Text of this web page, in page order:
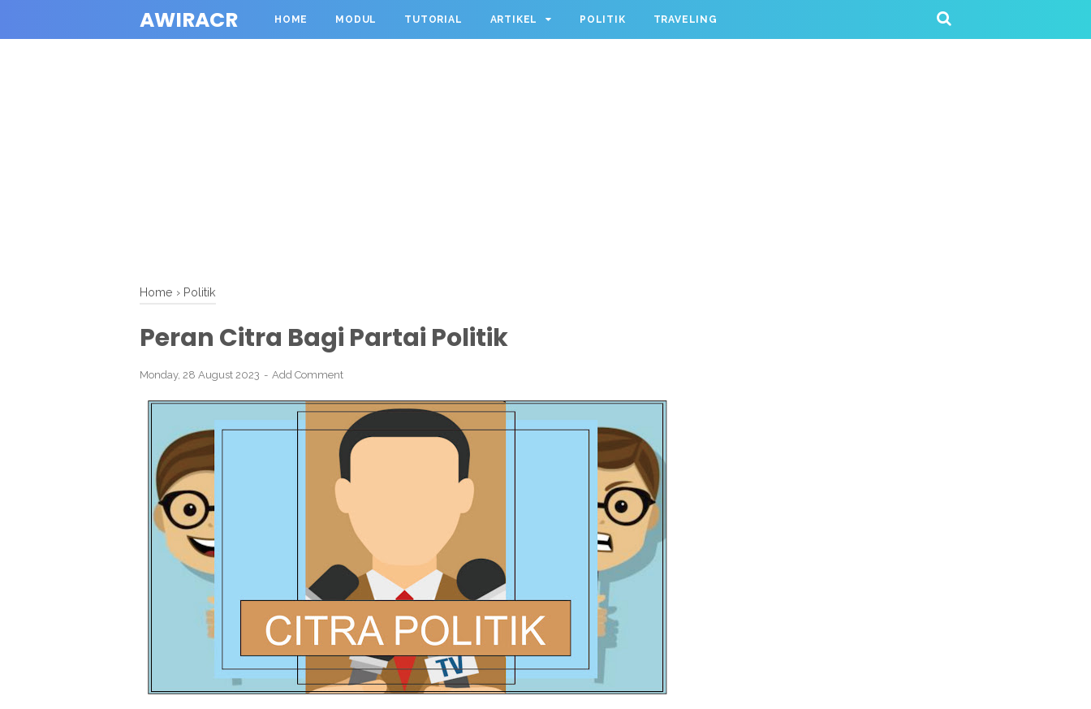
AWIRACR HOME MODUL TUTORIAL ARTIKEL POLITIK TRAVELING
Home › Politik
Peran Citra Bagi Partai Politik
Monday, 28 August 2023 Add Comment